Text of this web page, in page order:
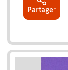
Partager